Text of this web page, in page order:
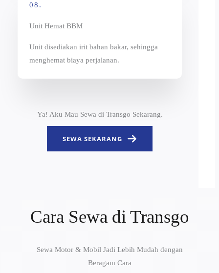
08.
Unit Hemat BBM
Unit disediakan irit bahan bakar, sehingga
menghemat biaya perjalanan.
Ya! Aku Mau Sewa di Transgo Sekarang.
SEWA SEKARANG
Cara Sewa di Transgo
Sewa Motor & Mobil Jadi Lebih Mudah dengan
Beragam Cara